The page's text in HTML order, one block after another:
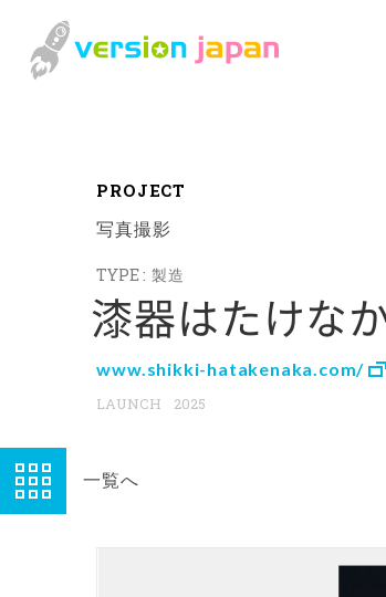
PROJECT
写真撮影
製造
漆器はたけな
www.shikki-hatakenaka.com/
2025
一覧へ